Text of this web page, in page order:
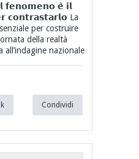
𝗳𝗲𝗻𝗼𝗺𝗲𝗻𝗼 𝗲̀ 𝗶𝗹
La
per costruire
della realtà
all’indagine nazionale
Condividi